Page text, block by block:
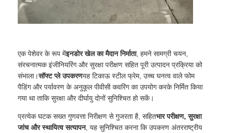
एक पेशेवर के रूप मेंइनडोर खेल का मैदान निर्माता, हमने सामग्री चयन,
संरचनात्मक इंजीनियरिंग और सुरक्षा परीक्षण सहित पूरी उत्पादन प्रक्रिया को
संभाला।सॉफ्ट प्ले उपकरणयह टिकाऊ स्टील फ्रेम, उच्च घनत्व वाले फोम
पैडिंग और पर्यावरण के अनुकूल पीवीसी कवरिंग का उपयोग करके निर्मित किया
गया था ताकि सुरक्षा और दीर्घायु दोनों सुनिश्चित हो सकें।
प्रत्येक घटक सख्त गुणवत्ता निरीक्षण से गुजरता है, सहितभार परीक्षण, सुरक्षा
जांच और स्थायित्व सत्यापन, यह सुनिश्चित करना कि उपकरण अंतरराष्ट्रीय